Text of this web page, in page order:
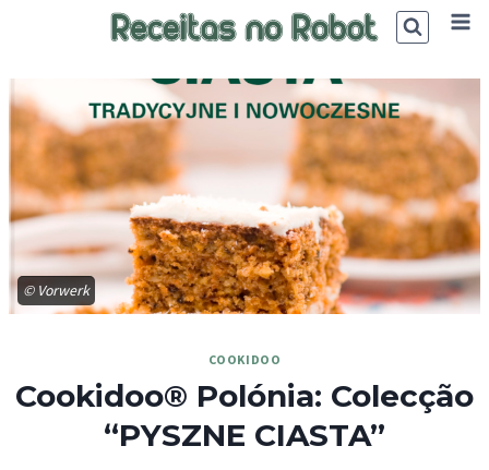
© Vorwerk
COOKIDOO
Cookidoo® Polónia: Colecção
“PYSZNE CIASTA”